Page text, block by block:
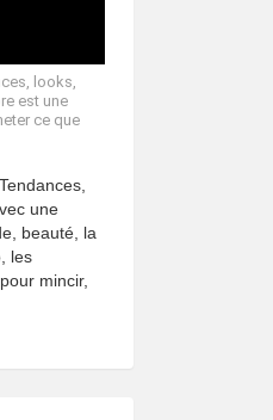
looks,
est une
ce que
une
beauté, la
les
mincir,